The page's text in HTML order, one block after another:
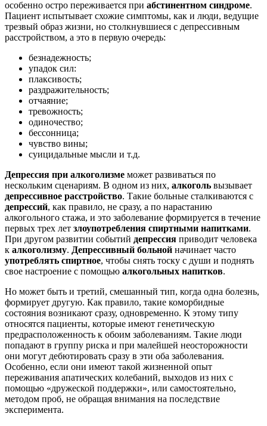
особенно остро переживается при абстинентном синдроме.
Пациент испытывает схожие симптомы, как и люди, ведущие
трезвый образ жизни, но столкнувшиеся с депрессивным
расстройством, а это в первую очередь:
безнадежность;
упадок сил:
плаксивость;
раздражительность;
отчаяние;
тревожность;
одиночество;
бессонница;
чувство вины;
суицидальные мысли и т.д.
Депрессия при алкоголизме может развиваться по
нескольким сценариям. В одном из них, алкоголь вызывает
депрессивное расстройство. Такие больные сталкиваются с
депрессий, как правило, не сразу, а по нарастанию
алкогольного стажа, и это заболевание формируется в течение
первых трех лет злоупотребления спиртными напитками.
При другом развитии событий депрессия приводит человека
к алкоголизму. Депрессивный больной начинает часто
употреблять спиртное, чтобы снять тоску с души и поднять
свое настроение с помощью алкогольных напитков.
Но может быть и третий, смешанный тип, когда одна болезнь,
формирует другую. Как правило, такие коморбидные
состояния возникают сразу, одновременно. К этому типу
относятся пациенты, которые имеют генетическую
предрасположенность к обоим заболеваниям. Такие люди
попадают в группу риска и при малейшей неосторожности
они могут дебютировать сразу в эти оба заболевания.
Особенно, если они имеют такой жизненной опыт
переживания апатических колебаний, выходов из них с
помощью «дружеской поддержки», или самостоятельно,
методом проб, не обращая внимания на последствие
эксперимента.